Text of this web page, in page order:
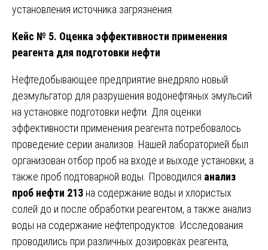
установления источника загрязнения.
Кейс № 5. Оценка эффективности применения
реагента для подготовки нефти
Нефтедобывающее предприятие внедряло новый
деэмульгатор для разрушения водонефтяных эмульсий
на установке подготовки нефти. Для оценки
эффективности применения реагента потребовалось
проведение серии анализов. Нашей лабораторией был
организован отбор проб на входе и выходе установки, а
также проб подтоварной воды. Проводился анализ
проб нефти 213 на содержание воды и хлористых
солей до и после обработки реагентом, а также анализ
воды на содержание нефтепродуктов. Исследования
проводились при различных дозировках реагента,